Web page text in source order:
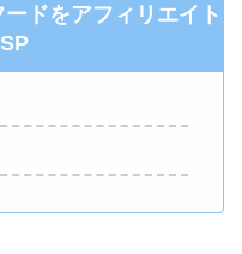
ドをアフィリエイト